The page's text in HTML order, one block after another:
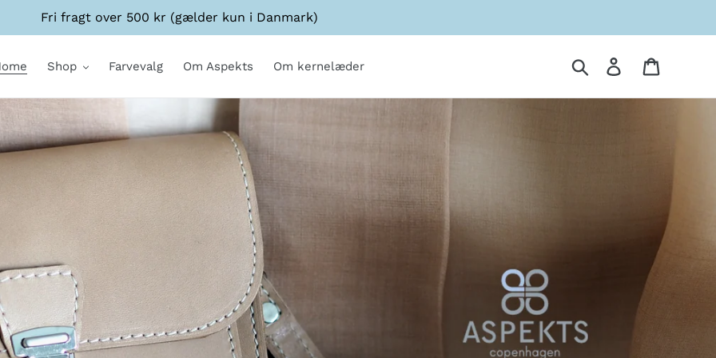
Fri fragt over 500 kr (gælder kun i Danmark)
Shop Farvevalg Om Aspekts Om kernelæder Søg Log ind